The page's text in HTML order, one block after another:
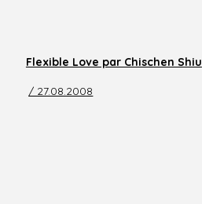
Flexible Love par Chischen Shiu
/ 27.08.2008